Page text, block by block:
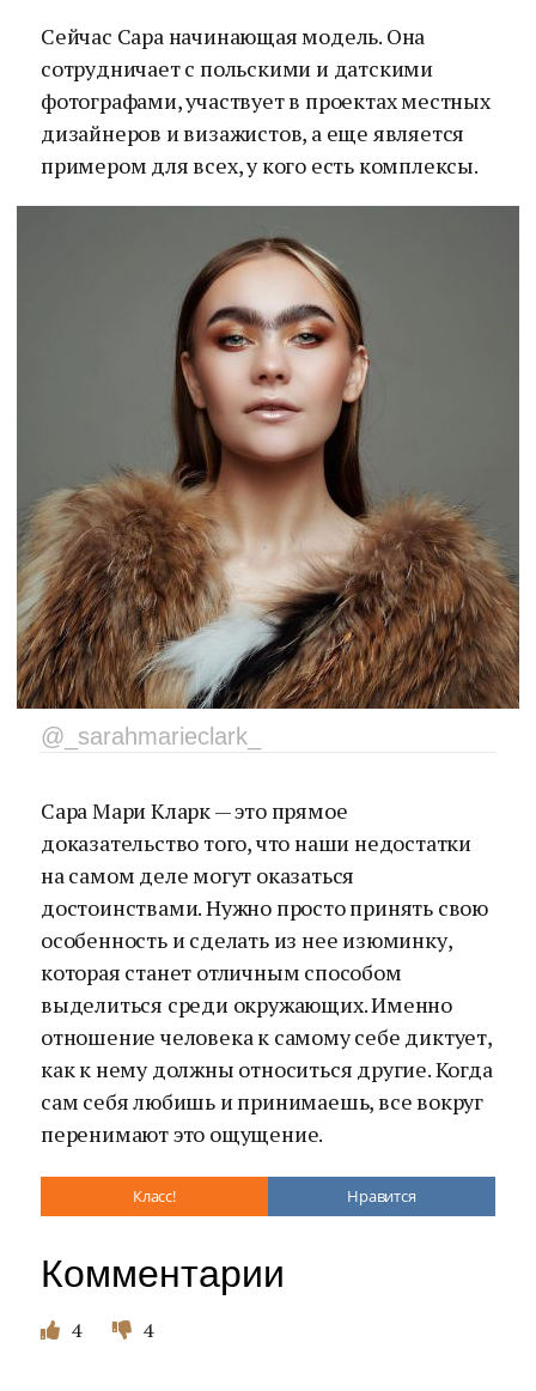
Сейчас Сара начинающая модель. Она
сотрудничает с польскими и датскими
фотографами, участвует в проектах местных
дизайнеров и визажистов, а еще является
примером для всех, у кого есть комплексы.
@_sarahmarieclark_
Сара Мари Кларк — это прямое
доказательство того, что наши недостатки
на самом деле могут оказаться
достоинствами. Нужно просто принять свою
особенность и сделать из нее изюминку,
которая станет отличным способом
выделиться среди окружающих. Именно
отношение человека к самому себе диктует,
как к нему должны относиться другие. Когда
сам себя любишь и принимаешь, все вокруг
перенимают это ощущение.
Класс! Нравится
Комментарии
4 4